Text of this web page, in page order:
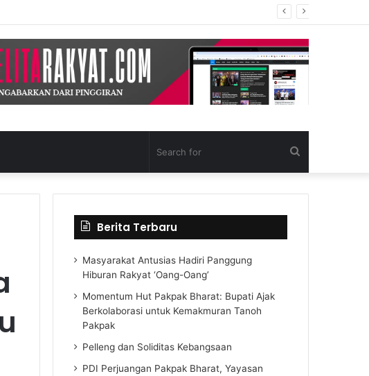
for
Berita Terbaru
Masyarakat Antusias Hadiri Panggung
Hiburan Rakyat ‘Oang-Oang’
Momentum Hut Pakpak Bharat: Bupati Ajak
Berkolaborasi untuk Kemakmuran Tanoh
Pakpak
Pelleng dan Soliditas Kebangsaan
PDI Perjuangan Pakpak Bharat, Yayasan